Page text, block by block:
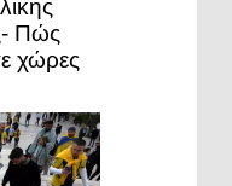
Πώς
χώρες